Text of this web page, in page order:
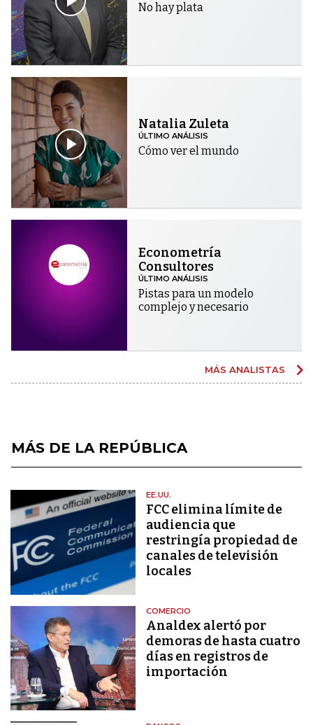
No hay plata
Natalia Zuleta
ÚLTIMO ANÁLISIS
Cómo ver el mundo
Econometría
Consultores
ÚLTIMO ANÁLISIS
Pistas para un modelo
complejo y necesario
MÁS ANALISTAS
MÁS DE LA REPÚBLICA
EE.UU.
FCC elimina límite de
audiencia que
restringía propiedad de
canales de televisión
locales
COMERCIO
Analdex alertó por
demoras de hasta cuatro
días en registros de
importación